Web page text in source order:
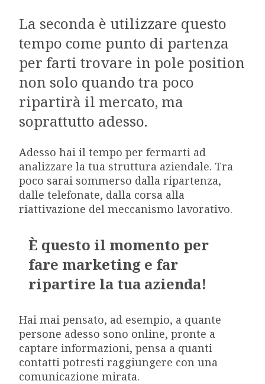
La seconda è utilizzare questo
tempo come punto di partenza
per farti trovare in pole position
non solo quando tra poco
ripartirà il mercato, ma
soprattutto adesso.
Adesso hai il tempo per fermarti ad
analizzare la tua struttura aziendale. Tra
poco sarai sommerso dalla ripartenza,
dalle telefonate, dalla corsa alla
riattivazione del meccanismo lavorativo.
È questo il momento per
fare marketing e far
ripartire la tua azienda!
Hai mai pensato, ad esempio, a quante
persone adesso sono online, pronte a
captare informazioni, pensa a quanti
contatti potresti raggiungere con una
comunicazione mirata.